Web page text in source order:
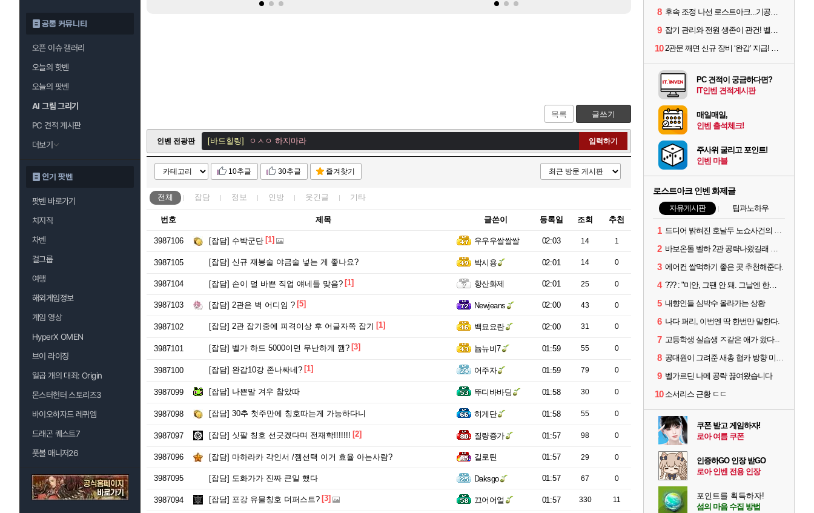
공통 커뮤니티
오픈 이슈 갤러리
오늘의 핫벤
오늘의 팟벤
AI 그림 그리기
PC 견적 게시판
더보기
인기 팟벤
팟벤 바로가기
치지직
차벤
걸그룹
여행
해외게임정보
게임 영상
HyperX OMEN
브이 라이징
일곱 개의 대죄: Origin
몬스터헌터 스토리즈3
바이오하자드 레퀴엠
드래곤 퀘스트7
풋볼 매니저26
목록 글쓰기
인벤 전광판
[바드힐링]
ㅇㅅㅇ 하지마라
[연두부새우] ㅇㅅㅇ
로아 인벤 전광판 시작!!
[바드힐링]
ㅇㅅㅇ 하지마라
[전국절제협회] 사멸의 왕, 두동이 하늘에 서겠다.
입력하기
10추글 30추글 즐겨찾기
전체 잡담 정보 인방 웃긴글 기타
번호 제목 글쓴이 등록일 조회 추천
3987106 [잡담] 수박군단 [1] 우우우쌀쌀쌀 02:03 14 1
3987105 [잡담] 신규 재봉술 야금술 넣는 게 좋나요? 박시용 02:01 14 0
3987104 [잡담] 손이 덜 바쁜 직업 얘네들 맞음? [1] 항산화제 02:01 25 0
3987103 [잡담] 2관은 벽 어디임 ? [5] Newjeans 02:00 43 0
3987102 [잡담] 2관 잡기중에 피격이상 후 어글자쪽 잡기 [1] 백묘요란 02:00 31 0
3987101 [잡담] 벨가 하드 5000이면 무난하게 깸? [3] 늅뉴비7 01:59 55 0
3987100 [잡담] 완갑10강 존나싸네? [1] 어주자 01:59 79 0
3987099 [잡담] 나쁜말 겨우 참았따 뚜디바바딩 01:58 30 0
3987098 [잡담] 30추 첫주만에 칭호따는게 가능하다니 히게단 01:58 55 0
3987097 [잡담] 싯팔 칭호 선긋겠다며 전재학!!!!!!! [2] 질량증가 01:57 98 0
3987096 [잡담] 마하라카 각인서 /젬선택 이거 효율 아는사람? 길로틴 01:57 29 0
3987095 [잡담] 도화가가 진짜 큰일 했다 Daksgo 01:57 67 0
3987094 [잡담] 포강 유물칭호 더퍼스트? [3] 끄어어얼 01:57 330 11
8 후속 조정 나선 로스트아크...기공사, 차원술사 하향
9 잡기 관리와 전원 생존이 관건! 벨가르딘 유물 칭호 획득방법 정리
10 2관문 깨면 신규 장비 ‘완갑’ 지급! 그림자 레이드 벨가르딘 공개
PC 견적이 궁금하다면?
IT인벤 견적게시판
매일매일,
인벤 출석체크!
주사위 굴리고 포인트!
인벤 마블
로스트아크 인벤 화제글
자유게시판 팁과노하우
1 드디어 밝혀진 호날두 노쇼사건의 진실 ㅁㅊㄷㄷㄷㄷ
2 바보온돌 벨하 2관 공략나왔길래 보는데
3 에어컨 쌀먹하기 좋은 곳 추천해준다.
4 ??? : "미안, 그땐 안 돼. 그날엔 한국에 가야 해."
5 내향인들 심박수 올라가는 상황
6 나다 퍼리, 이번엔 딱 한번만 말한다.
7 고등학생 실습생 ㅈ같은 애가 왔다...
8 공대원이 그려준 새총 협카 방향 미리 아는법
9 벨가르딘 나메 공략 끓여왔습니다
10 소서리스 근황 ㄷㄷ
쿠폰 받고 게임하자!
로아 여름 쿠폰
인증하GO 인장 받GO
로아 인벤 전용 인장
포인트를 획득하자!
섬의 마음 수집 방법